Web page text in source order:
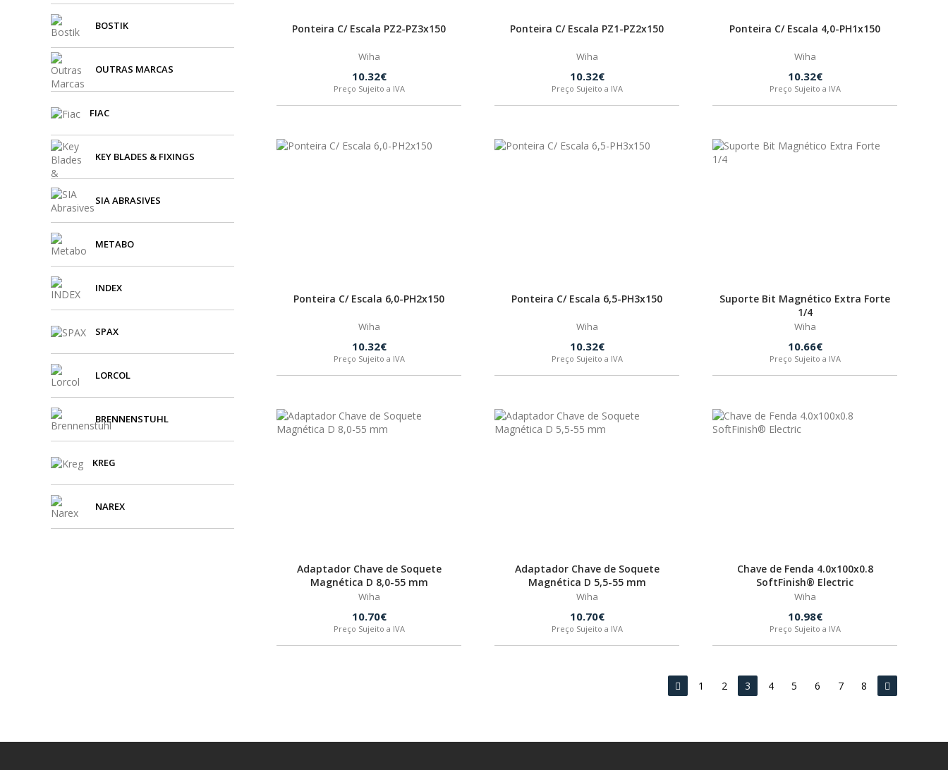
BOSTIK
OUTRAS MARCAS
FIAC
KEY BLADES & FIXINGS
SIA ABRASIVES
METABO
INDEX
SPAX
LORCOL
BRENNENSTUHL
KREG
NAREX
Ponteira C/ Escala PZ2-PZ3x150
Wiha
10.32€
Preço Sujeito a IVA
Ponteira C/ Escala PZ1-PZ2x150
Wiha
10.32€
Preço Sujeito a IVA
Ponteira C/ Escala 4,0-PH1x150
Wiha
10.32€
Preço Sujeito a IVA
Ponteira C/ Escala 6,0-PH2x150
Wiha
10.32€
Preço Sujeito a IVA
Ponteira C/ Escala 6,5-PH3x150
Wiha
10.32€
Preço Sujeito a IVA
Suporte Bit Magnético Extra Forte
1/4
Wiha
10.66€
Preço Sujeito a IVA
Adaptador Chave de Soquete
Magnética D 8,0-55 mm
Wiha
10.70€
Preço Sujeito a IVA
Adaptador Chave de Soquete
Magnética D 5,5-55 mm
Wiha
10.70€
Preço Sujeito a IVA
Chave de Fenda 4.0x100x0.8
SoftFinish® Electric
Wiha
10.98€
Preço Sujeito a IVA
1 2 3 4 5 6 7 8